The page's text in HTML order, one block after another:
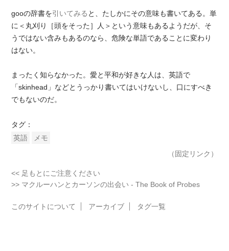
gooの辞書を引いてみる と、たしかにその意味も書いてある。単
に＜丸刈り［頭をそった］人＞という意味もあるようだが、そ
うではない含みもあるのなら、危険な単語であることに変わり
はない。
まったく知らなかった。愛と平和が好きな人は、英語で
「skinhead」などとうっかり書いてはいけないし、口にすべき
でもないのだ。
タグ：
英語
メモ
（固定リンク）
<< 足もとにご注意ください
>> マクルーハンとカーソンの出会い - The Book of Probes
このサイトについて アーカイブ タグ一覧